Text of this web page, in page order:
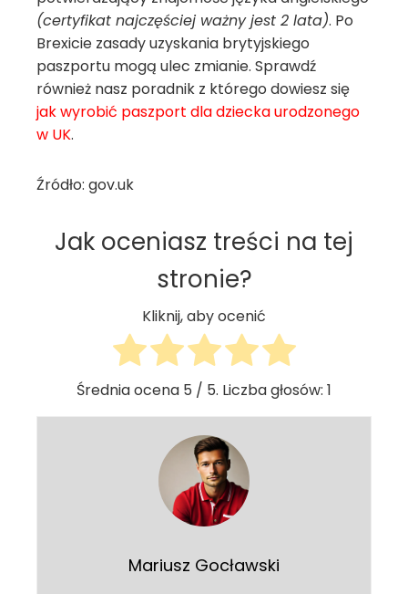
(certyfikat najczęściej ważny jest 2 lata). Po
Brexicie zasady uzyskania brytyjskiego
paszportu mogą ulec zmianie. Sprawdź
również nasz poradnik z którego dowiesz się
jak wyrobić paszport dla dziecka urodzonego
w UK.
Źródło: gov.uk
Jak oceniasz treści na tej
stronie?
Kliknij, aby ocenić
Średnia ocena 5 / 5. Liczba głosów: 1
Mariusz Gocławski